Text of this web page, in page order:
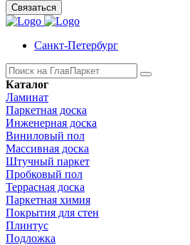
Связаться
Санкт-Петербург
Каталог
Ламинат
Паркетная доска
Инженерная доска
Виниловый пол
Массивная доска
Штучный паркет
Пробковый пол
Террасная доска
Паркетная химия
Покрытия для стен
Плинтус
Подложка